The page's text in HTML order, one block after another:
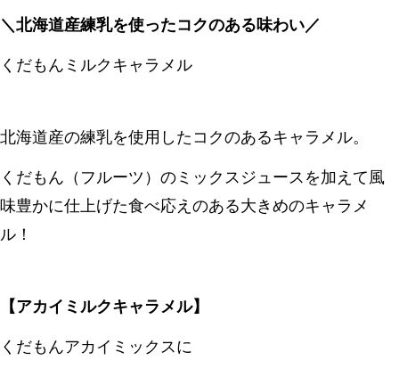
＼北海道産練乳を使ったコクのある味わい／
くだもんミルクキャラメル
北海道産の練乳を使用したコクのあるキャラメル。
くだもん（フルーツ）のミックスジュースを加えて風
味豊かに仕上げた食べ応えのある大きめのキャラメ
ル！
【アカイミルクキャラメル】
くだもんアカイミックスに